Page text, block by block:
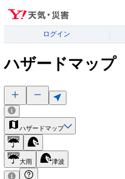
ログイン
ハザードマップ
ハザードマップ
大雨 津波